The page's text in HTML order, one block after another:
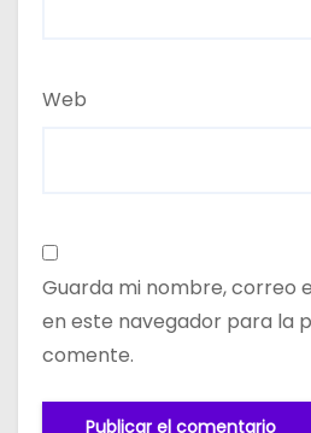
Web
Guarda mi nombre, correo
en este navegador para la
comente.